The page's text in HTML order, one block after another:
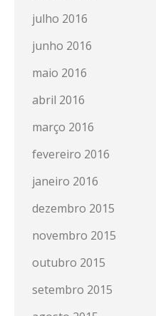
julho 2016
junho 2016
maio 2016
abril 2016
março 2016
fevereiro 2016
janeiro 2016
dezembro 2015
novembro 2015
outubro 2015
setembro 2015